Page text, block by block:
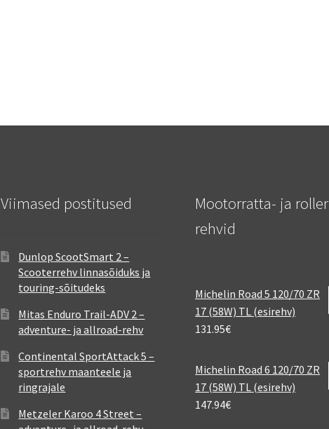
Viimased postitused
Dunlop ScootSmart 2 –
Scooterrehv linnasõiduks ja
touring-sõitudeks
Mitas Enduro Trail-ADV 2 –
adventure- ja allroad-rehv
Continental SportAttack 5 –
sportrehv maanteele ja
ringrajale
Metzeler Karoo 4 Street –
Mootorratta- ja roller
rehvid
Michelin Road 5 120/70 ZR
17 (58W) TL (esirehv)
131.95€
Michelin Road 6 120/70 ZR
17 (58W) TL (esirehv)
147.94€